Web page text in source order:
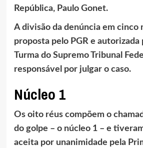
República, Paulo Gonet.
A divisão da denúncia em cinco
proposta pelo PGR e autorizada
Turma do Supremo Tribunal
responsável por julgar o caso.
Núcleo 1
Os oito réus compõem o
do golpe – o núcleo 1 – e
aceita por unanimidade pela